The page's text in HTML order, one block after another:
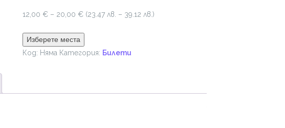
12,00 € – 20,00 €Price
through
(23.47 лв. – 39.12 лв.)
Изберете места
Код: Няма Категория: Билети